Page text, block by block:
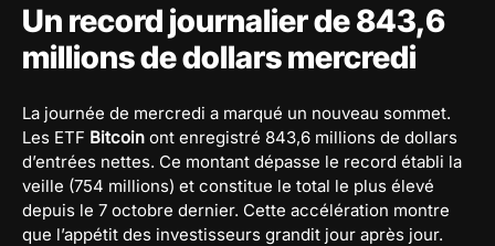
Un record journalier de 843,6
millions de dollars mercredi
La journée de mercredi a marqué un nouveau sommet.
Les ETF Bitcoin ont enregistré 843,6 millions de dollars
d’entrées nettes. Ce montant dépasse le record établi la
veille (754 millions) et constitue le total le plus élevé
depuis le 7 octobre dernier. Cette accélération montre
que l’appétit des investisseurs grandit jour après jour.